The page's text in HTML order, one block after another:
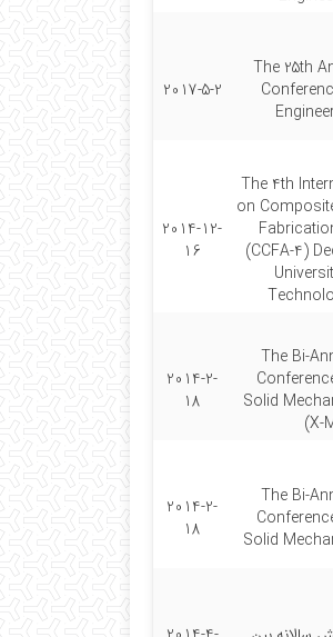
The 25th
2017-5-2
The 4th
on
(CCFA-4)
2014-12-
16
The Bi-
Solid
(X-
2014-2-
18
The Bi-
Solid
2014-2-
18